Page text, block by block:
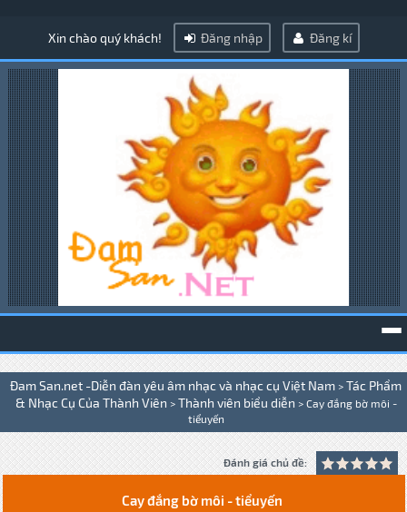
Xin chào quý khách! Đăng nhập Đăng kí
Đam San.net -Diễn đàn yêu âm nhạc và nhạc cụ Việt Nam > Tác Phẩm
& Nhạc Cụ Của Thành Viên > Thành viên biểu diễn > Cay đắng bờ môi -
tiểuyến
Đánh giá chủ đề:
Cay đắng bờ môi - tiểuyến